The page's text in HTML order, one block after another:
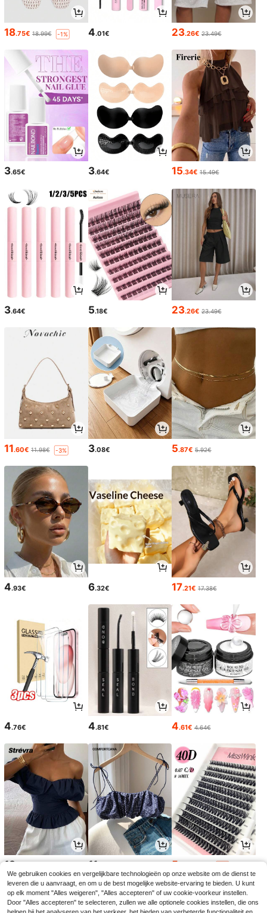
18.75€ 18.99€ -1% 4.01€ 23.26€ 23.49€
3.65€ 3.64€ 15.34€ 15.49€
3.64€ 5.18€ 23.26€ 23.49€
11.60€ 11.98€ -3% 3.08€ 5.87€ 5.92€
4.93€ 6.32€ 17.21€ 17.38€
4.76€ 4.81€ 4.61€ 4.64€
18 11 5
We gebruiken cookies en vergelijkbare technologieën op onze website om de dienst te
leveren die u aanvraagt, en om u de best mogelijke website-ervaring te bieden. U kunt
op elk moment "Alles weigeren", "Alles accepteren" of uw cookie-voorkeur instellen.
Door "Alles accepteren" te selecteren, zullen we alle optionele cookies instellen, die ons